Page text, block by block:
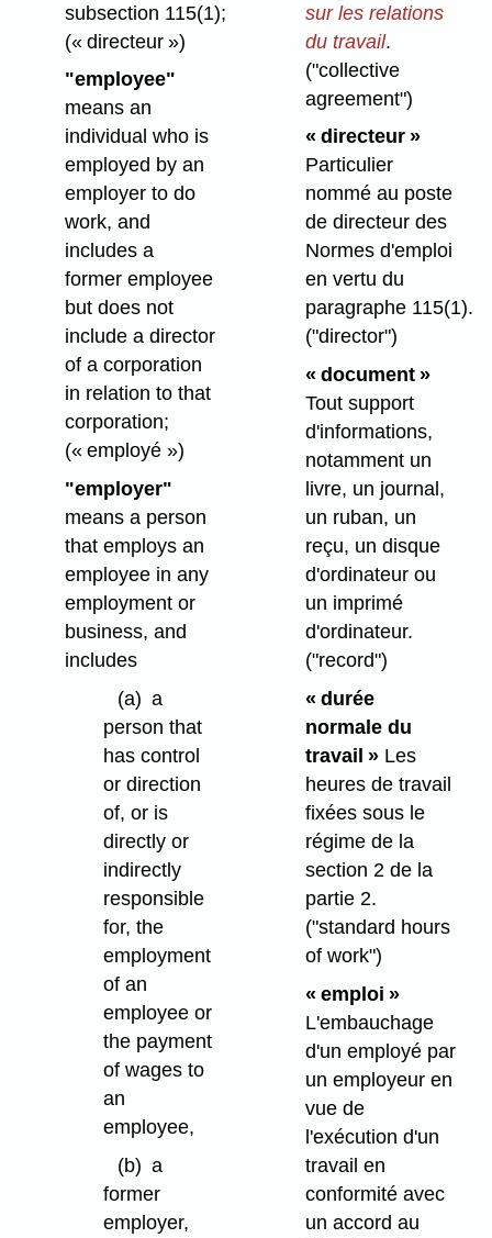
subsection 115(1);
(« directeur »)
"employee"
means an
individual who is
employed by an
employer to do
work, and
includes a
former employee
but does not
include a director
of a corporation
in relation to that
corporation;
(« employé »)
"employer"
means a person
that employs an
employee in any
employment or
business, and
includes
(a) a
person that
has control
or direction
of, or is
directly or
indirectly
responsible
for, the
employment
of an
employee or
the payment
of wages to
an
employee,
(b) a
former
employer,
sur les relations
du travail.
("collective
agreement")
« directeur »
Particulier
nommé au poste
de directeur des
Normes d'emploi
en vertu du
paragraphe 115(1).
("director")
« document »
Tout support
d'informations,
notamment un
livre, un journal,
un ruban, un
reçu, un disque
d'ordinateur ou
un imprimé
d'ordinateur.
("record")
« durée
normale du
travail »Les
heures de travail
fixées sous le
régime de la
section 2 de la
partie 2.
("standard hours
of work")
« emploi »
L'embauchage
d'un employé par
un employeur en
vue de
l'exécution d'un
travail en
conformité avec
un accord au